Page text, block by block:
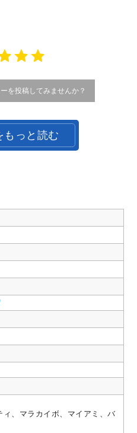
を投稿してみませんか？
もっと読む
、マラカイボ、マイアミ、バ